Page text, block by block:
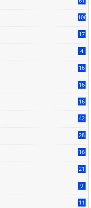
106
17
4
16
16
16
42
28
16
21
9
11